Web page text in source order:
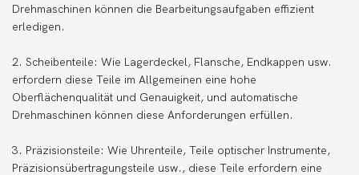
Drehmaschinen können die Bearbeitungsaufgaben effizient
erledigen.
2. Scheibenteile: Wie Lagerdeckel, Flansche, Endkappen usw.
erfordern diese Teile im Allgemeinen eine hohe
Oberflächenqualität und Genauigkeit, und automatische
Drehmaschinen können diese Anforderungen erfüllen.
3. Präzisionsteile: Wie Uhrenteile, Teile optischer Instrumente,
Präzisionsübertragungsteile usw., diese Teile erfordern eine